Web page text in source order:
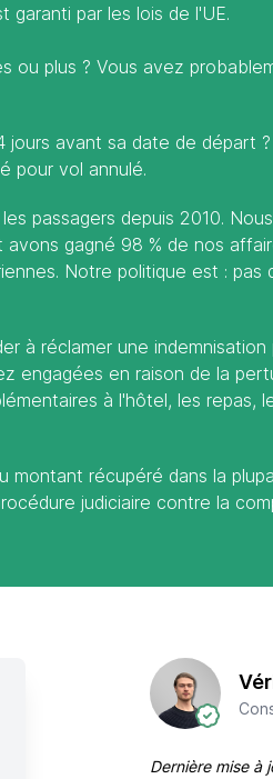
par les lois de l'UE.
ou plus ? Vous avez
jours avant sa date de départ
pour vol annulé.
passagers depuis 2010.
avons gagné 98 % de nos
Notre politique est : pas
à réclamer une indemnisation
engagées en raison de la
à l'hôtel, les repas,
montant récupéré dans la
judiciaire contre la
Dernière mise à